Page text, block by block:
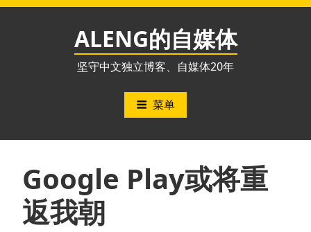
跳
ALENG的自媒体
坚守中文独立博客、自媒体20年
菜单
Google Play或将重
返我朝